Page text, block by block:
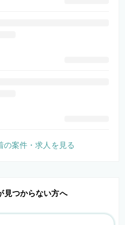
見つからない方へ
の案件・求人を見る